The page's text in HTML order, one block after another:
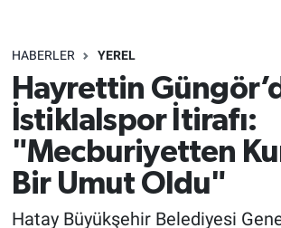
HABERLER YEREL
Hayrettin
İstiklalspor İtirafı:
"Mecburiyetten
Bir Umut Oldu"
Hatay Büyükşehir Belediyesi